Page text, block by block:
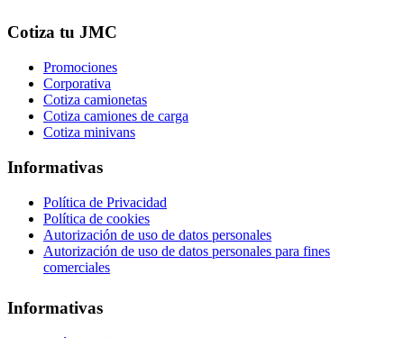
Cotiza tu JMC
Promociones
Corporativa
Cotiza camionetas
Cotiza camiones de carga
Cotiza minivans
Informativas
Política de Privacidad
Política de cookies
Autorización de uso de datos personales
Autorización de uso de datos personales para fines
comerciales
Informativas